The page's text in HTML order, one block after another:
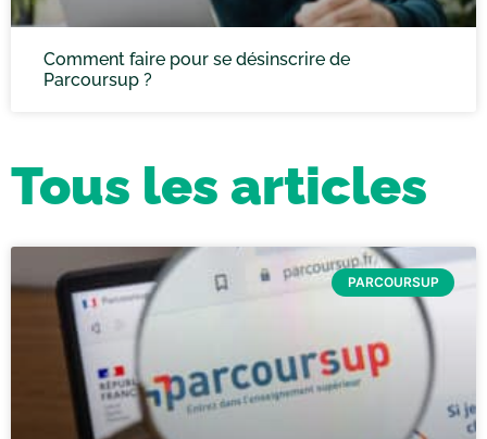
Comment faire pour se désinscrire de
Parcoursup ?
Tous les articles
PARCOURSUP